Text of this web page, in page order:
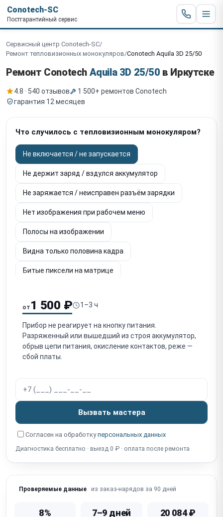
Conotech-SC
Постгарантийный сервис
Сервисный центр Conotech-SC/
Ремонт тепловизионных монокуляров/Conotech Aquila 3D 25/50
Ремонт Conotech Aquila 3D 25/50 в Иркутске
4.8 · 540 отзывов
1 500+ ремонтов Conotech
гарантия 12 месяцев
Что случилось с тепловизионным монокуляром?
Не включается / не запускается
Не держит заряд / вздулся аккумулятор
Не заряжается / неисправен разъём зарядки
Нет изображения при рабочем меню
Полосы на изображении
Видна только половина кадра
Битые пиксели на матрице
Не работает энкодер / кнопки управления
Заклинило кольцо фокусировки / не фокусируется
Не регулируется диоптрийная подстройка окуляра
Повреждение объектива (германиевой линзы)
Не работает Wi-Fi / стриминг
Не работает встроенный дальномер
Сломана кнопка / крышка объектива
от 1 500 ₽ 1–3 ч
Прибор не реагирует на кнопку питания.
Разряженный или вышедший из строя аккумулятор,
обрыв цепи питания, окисление контактов, реже —
сбой платы.
Вызвать мастера
Согласен на обработкуперсональных данных
Диагностика бесплатно · выезд 0 ₽ · оплата после ремонта
Проверяемые данные из заказ-нарядов за 90 дней
8% 7–9 дней 20 084 ₽